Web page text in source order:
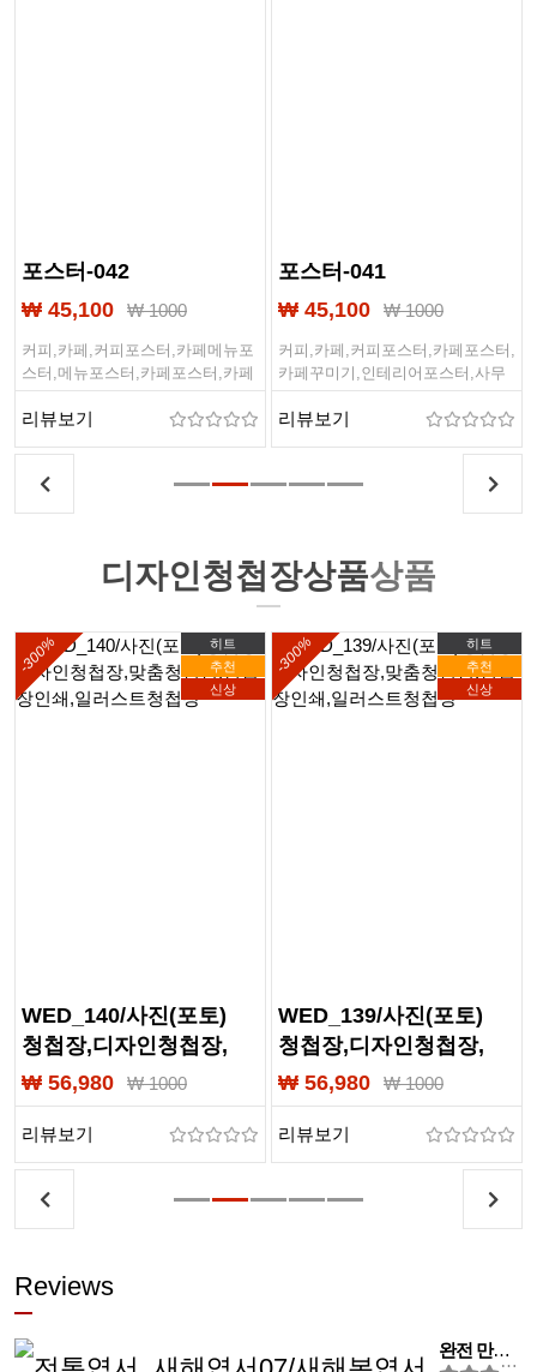
포스터-042
₩ 45,100
₩ 1000
커피,카페,커피포스터,카페메뉴포
스터,메뉴포스터,카페포스터,카페
꾸미기,인테리어포스터,사무실포
스터,배경포스터,해외포스터,감성
리뷰보기
포스터-041
₩ 45,100
₩ 1000
커피,카페,커피포스터,카페포스터,
카페꾸미기,인테리어포스터,사무
실포스터,배경포스터,해외포스터,
감성포스터,벽꾸미기,벽꾸,포스터,
리뷰보기
디자인청첩장상품상품
히트
추천
신상
-300%
WED_140/사진(포토)
청첩장,디자인청첩장,
맞춤청첨장,청첩장인쇄,
일러스트청첩장
₩ 56,980 ₩ 1000
리뷰보기
히트
추천
신상
-300%
WED_139/사진(포토)
청첩장,디자인청첩장,
맞춤청첨장,청첩장인쇄,
일러스트청첩장
₩ 56,980 ₩ 1000
리뷰보기
Reviews
완전 만족합니다